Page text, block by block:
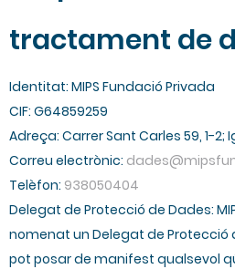
tractament de
Identitat: MIPS Fundació Privada
CIF: G64859259
Adreça: Carrer Sant Carles 59, 1-2;
Correu electrònic:
Telèfon: 938050404
Delegat de Protecció de Dades:
nomenat un Delegat de
pot posar de manifest qualsevol